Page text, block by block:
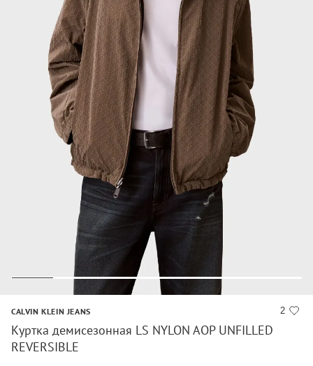
2
CALVIN KLEIN JEANS
Куртка демисезонная LS NYLON AOP UNFILLED
REVERSIBLE